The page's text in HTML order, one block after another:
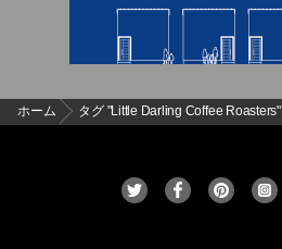
ホーム タグ "Little Darling Coffee Roasters"